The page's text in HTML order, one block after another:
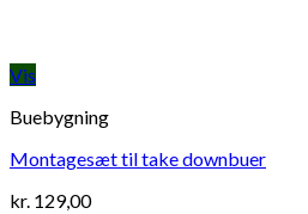
Vis
Buebygning
Montagesæt til take downbuer
kr. 129,00